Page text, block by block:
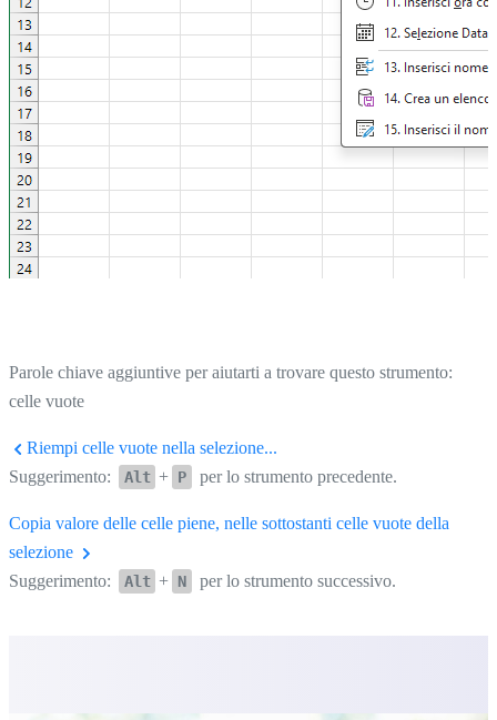
Parole chiave aggiuntive per aiutarti a trovare questo strumento:
celle vuote
Riempi celle vuote nella selezione...
Suggerimento:
Alt + P per lo strumento precedente.
Copia valore delle celle piene, nelle sottostanti celle vuote della
selezione
Suggerimento:
Alt + N per lo strumento successivo.